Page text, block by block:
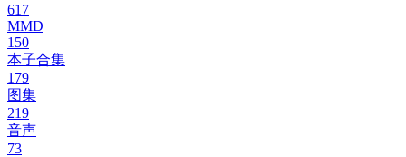
617
MMD
150
本子合集
179
图集
219
音声
73